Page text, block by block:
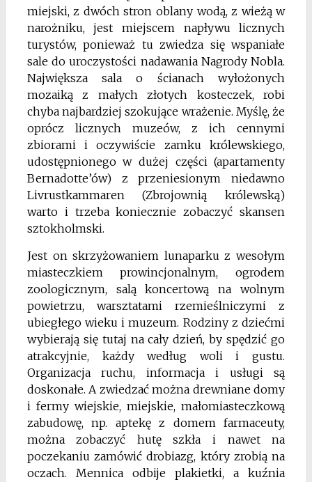
miejski, z dwóch stron oblany wodą, z wieżą w
narożniku, jest miejscem napływu licznych
turystów, ponieważ tu zwiedza się wspaniałe
sale do uroczystości nadawania Nagrody Nobla.
Największa sala o ścianach wyłożonych
mozaiką z małych złotych kosteczek, robi
chyba najbardziej szokujące wrażenie. Myślę, że
oprócz licznych muzeów, z ich cennymi
zbiorami i oczywiście zamku królewskiego,
udostępnionego w dużej części (apartamenty
Bernadotte’ów) z przeniesionym niedawno
Livrustkammaren (Zbrojownią królewską)
warto i trzeba koniecznie zobaczyć skansen
sztokholmski.
Jest on skrzyżowaniem lunaparku z wesołym
miasteczkiem prowincjonalnym, ogrodem
zoologicznym, salą koncertową na wolnym
powietrzu, warsztatami rzemieślniczymi z
ubiegłego wieku i muzeum. Rodziny z dziećmi
wybierają się tutaj na cały dzień, by spędzić go
atrakcyjnie, każdy według woli i gustu.
Organizacja ruchu, informacja i usługi są
doskonałe. A zwiedzać można drewniane domy
i fermy wiejskie, miejskie, małomiasteczkową
zabudowę, np. aptekę z domem farmaceuty,
można zobaczyć hutę szkła i nawet na
poczekaniu zamówić drobiazg, który zrobią na
oczach. Mennica odbije plakietki, a kuźnia